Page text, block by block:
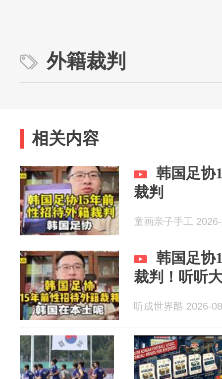
外籍裁判
相关内容
韩国足协
裁判
童画亲子手工
韩国足协
裁判！听听
听成世界酷 2026-